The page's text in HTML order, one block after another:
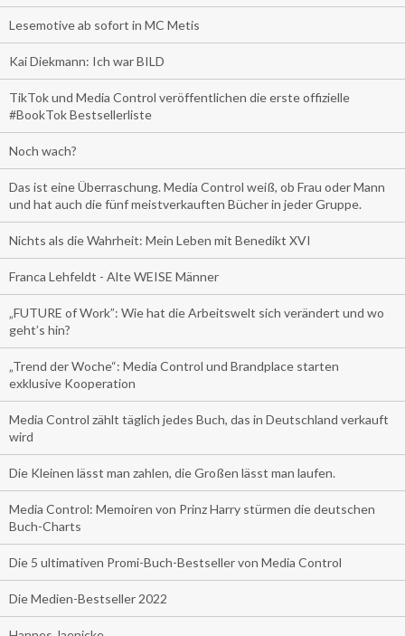
Lesemotive ab sofort in MC Metis
Kai Diekmann: Ich war BILD
TikTok und Media Control veröffentlichen die erste offizielle
#BookTok Bestsellerliste
Noch wach?
Das ist eine Überraschung. Media Control weiß, ob Frau oder Mann
und hat auch die fünf meistverkauften Bücher in jeder Gruppe.
Nichts als die Wahrheit: Mein Leben mit Benedikt XVI
Franca Lehfeldt - Alte WEISE Männer
„FUTURE of Work”: Wie hat die Arbeitswelt sich verändert und wo
geht’s hin?
„Trend der Woche“: Media Control und Brandplace starten
exklusive Kooperation
Media Control zählt täglich jedes Buch, das in Deutschland verkauft
wird
Die Kleinen lässt man zahlen, die Großen lässt man laufen.
Media Control: Memoiren von Prinz Harry stürmen die deutschen
Buch-Charts
Die 5 ultimativen Promi-Buch-Bestseller von Media Control
Die Medien-Bestseller 2022